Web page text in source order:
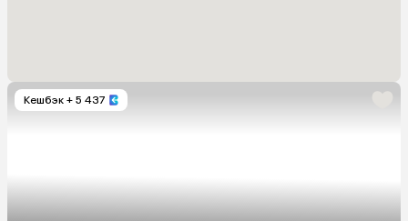
Кешбэк + 5 437